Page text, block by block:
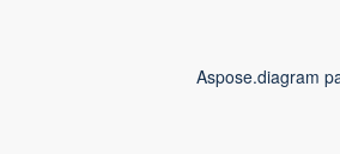
Aspose.diagram